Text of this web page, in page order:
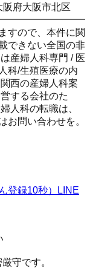
府大阪市北区
すので、本件に関
できない全国の非
産婦人科専門 / 医
科/生殖医療の内
西の産婦人科案
する会社のた
人科の転職は、
お問い合わせを。
登録10秒）
LINE
守です。